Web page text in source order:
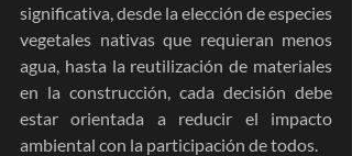
significativa, desde la elección de especies
vegetales nativas que requieran menos
agua, hasta la reutilización de materiales
en la construcción, cada decisión debe
estar orientada a reducir el impacto
ambiental con la participación de todos.